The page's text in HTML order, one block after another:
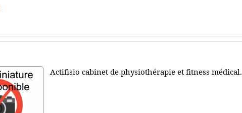
Actifisio cabinet de physiothérapie et fitness médical.